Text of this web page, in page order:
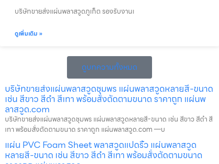
บริษัทขายส่งแผ่นพลาสวูดภูเก็ต รองรับงานเ
ดูเพิ่มเติม »
ดูบทความทั้งหมด
บริษัทขายส่งแผ่นพลาสวูดชุมพร แผ่นพลาสวูดหลายสี-ขนาด
เช่น สีขาว สีดำ สีเทา พร้อมสั่งตัดตามขนาด ราคาถูก แผ่นพ
ลาสวูด.com
บริษัทขายส่งแผ่นพลาสวูดชุมพร แผ่นพลาสวูดหลายสี-ขนาด เช่น สีขาว สีดำ สี
เทา พร้อมสั่งตัดตามขนาด ราคาถูก แผ่นพลาสวูด.com —บ
แผ่น PVC Foam Sheet พลาสวูดแปดริ้ว แผ่นพลาสวูด
หลายสี-ขนาด เช่น สีขาว สีดำ สีเทา พร้อมสั่งตัดตามขนาด